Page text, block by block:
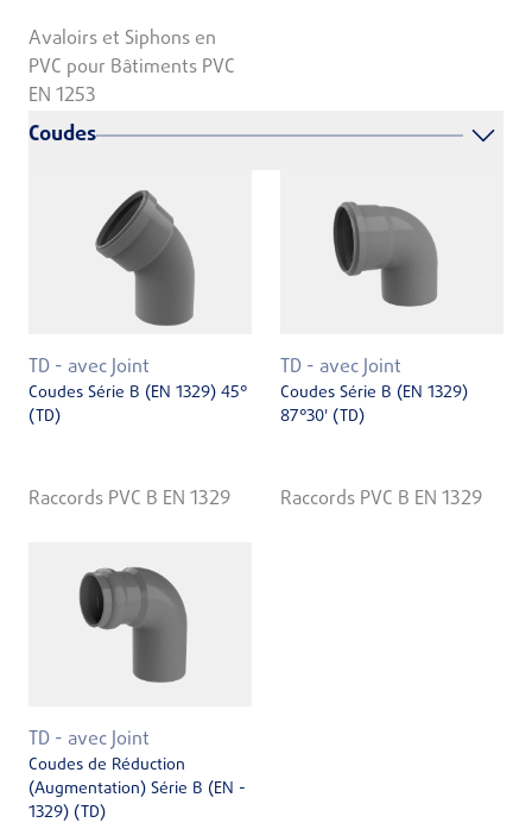
Avaloirs et Siphons en
PVC pour Bâtiments PVC
EN 1253
Coudes
TD - avec Joint
Coudes Série B (EN 1329) 45°
(TD)
Raccords PVC B EN 1329
TD - avec Joint
Coudes Série B (EN 1329)
87°30' (TD)
Raccords PVC B EN 1329
TD - avec Joint
Coudes de Réduction
(Augmentation) Série B (EN ­
1329) (TD)